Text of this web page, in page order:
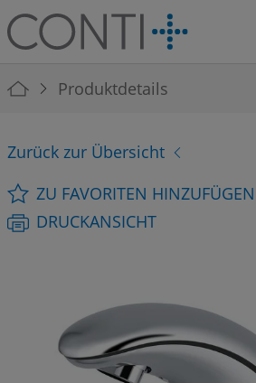
Skip to main navigation
Skip to main content
Skip to page footer
You are here:
Produktdetails
Zurück zur Übersicht
ZU FAVORITEN HINZUFÜGEN
DRUCKANSICHT